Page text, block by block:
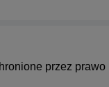
przez prawo